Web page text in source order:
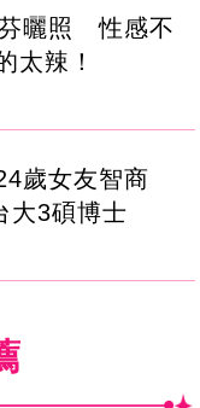
曬照 性感不
太辣！
歲女友智商
大3碩博士